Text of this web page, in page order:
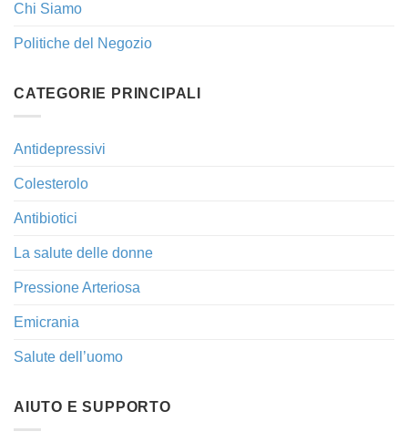
Chi Siamo
Politiche del Negozio
CATEGORIE PRINCIPALI
Antidepressivi
Colesterolo
Antibiotici
La salute delle donne
Pressione Arteriosa
Emicrania
Salute dell’uomo
AIUTO E SUPPORTO